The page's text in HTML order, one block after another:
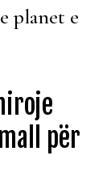
planet e
për